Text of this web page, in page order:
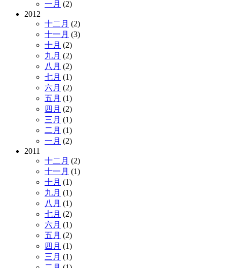
一月 (2)
2012
十二月 (2)
十一月 (3)
十月 (2)
九月 (2)
八月 (2)
七月 (1)
六月 (2)
五月 (1)
四月 (2)
三月 (1)
二月 (1)
一月 (2)
2011
十二月 (2)
十一月 (1)
十月 (1)
九月 (1)
八月 (1)
七月 (2)
六月 (1)
五月 (2)
四月 (1)
三月 (1)